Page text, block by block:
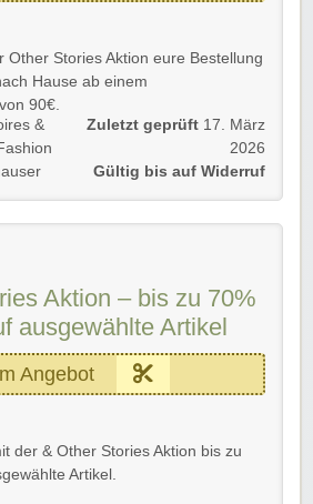
Other Stories Aktion eure Bestellung
Hause ab einem
90€.
bis auf Widerruf.
viel Spaß beim Shoppen!
&
Zuletzt geprüft 17. März
2026
Gültig bis auf Widerruf
Aktion – bis zu 70%
ausgewählte Artikel
Angebot
der & Other Stories Aktion bis zu
Artikel.